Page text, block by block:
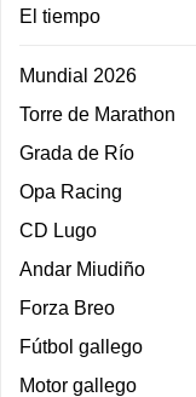
El tiempo
Mundial 2026
Torre de Marathon
Grada de Río
Opa Racing
CD Lugo
Andar Miudiño
Forza Breo
Fútbol gallego
Motor gallego